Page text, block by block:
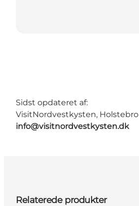
Sidst opdateret af:
VisitNordvestkysten, Holstebro
info@visitnordvestkysten.dk
Relaterede produkter